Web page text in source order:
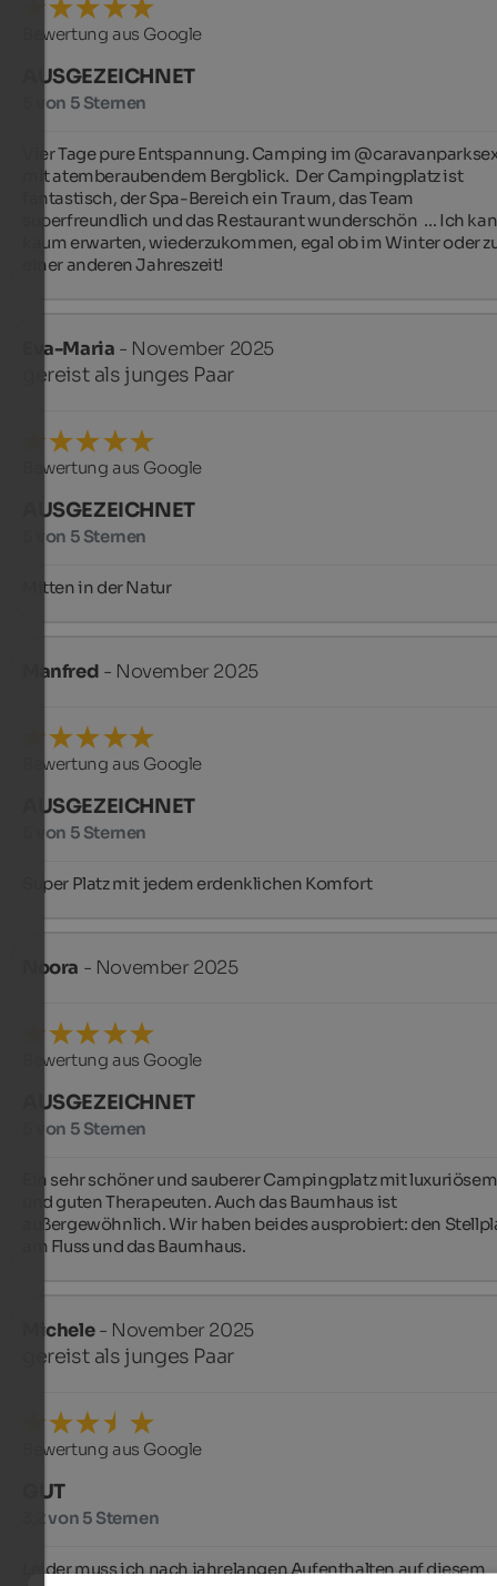
Bewertung aus Google
AUSGEZEICHNET
5 von 5 Sternen
Vier Tage pure Entspannung. Camping im
mit atemberaubendem Bergblick. ️ Der Campingplatz ist
fantastisch, der Spa-Bereich ein Traum, das Team
superfreundlich und das Restaurant wunderschön  … Ich
kaum erwarten, wiederzukommen, egal ob im Winter oder
einer anderen Jahreszeit! ️
Eva-Maria - November 2025
gereist als junges Paar
Bewertung aus Google
AUSGEZEICHNET
5 von 5 Sternen
Mitten in der Natur
Manfred - November 2025
Bewertung aus Google
AUSGEZEICHNET
5 von 5 Sternen
Super Platz mit jedem erdenklichen Komfort
Noora - November 2025
Bewertung aus Google
AUSGEZEICHNET
5 von 5 Sternen
Ein sehr schöner und sauberer Campingplatz mit
und guten Therapeuten. Auch das Baumhaus ist
außergewöhnlich. Wir haben beides ausprobiert: den
am Fluss und das Baumhaus.
Michele- November 2025
gereist als junges Paar
Bewertung aus Google
GUT
3,2 von 5 Sternen
Leider muss ich nach jahrelangen Aufenthalten auf diesem